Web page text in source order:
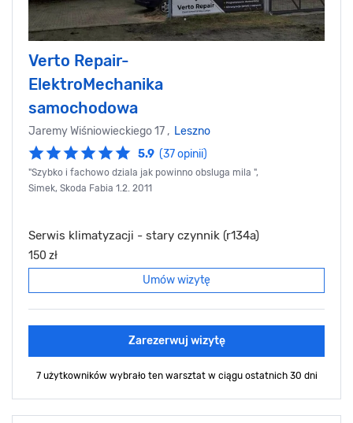
Verto Repair-
ElektroMechanika
samochodowa
Jaremy Wiśniowieckiego 17 , Leszno
5.9 (37 opinii)
"Szybko i fachowo dziala jak powinno obsluga mila ",
Simek, Skoda Fabia 1.2. 2011
Serwis klimatyzacji - stary czynnik (r134a)
150 zł
Umów wizytę
Zarezerwuj wizytę
7 użytkowników wybrało ten warsztat w ciągu ostatnich 30 dni